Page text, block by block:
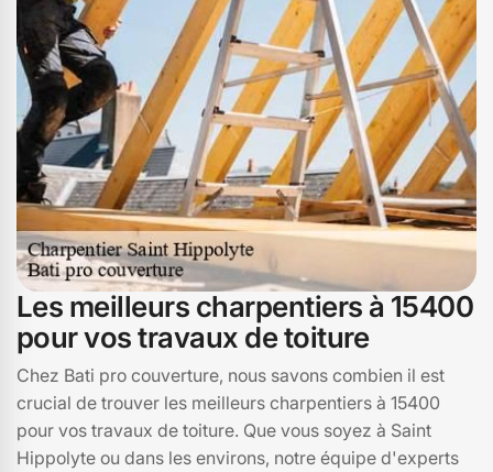
Ne prenez aucun risque et faites confiance à des
professionnels pour vos travaux de charpente à Saint
Hippolyte.
Les meilleurs charpentiers à 15400
pour vos travaux de toiture
Chez Bati pro couverture, nous savons combien il est
crucial de trouver les meilleurs charpentiers à 15400
pour vos travaux de toiture. Que vous soyez à Saint
Hippolyte ou dans les environs, notre équipe d'experts